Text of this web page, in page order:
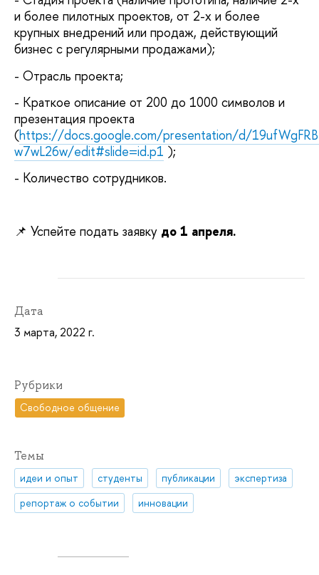
и более пилотных проектов, от 2-х и более
крупных внедрений или продаж, действующий
бизнес с регулярными продажами);
- Отрасль проекта;
- Краткое описание от 200 до 1000 символов и
презентация проекта
(https://docs.google.com/presentation/d/
w7wL26w/edit#slide=id.p1 );
- Количество сотрудников.
📌 Успейте подать заявку до 1 апреля.
Дата
3 марта, 2022 г.
Рубрики
Свободное общение
Темы
идеи и опыт студенты публикации
экспертиза
репортаж о событии
инновации